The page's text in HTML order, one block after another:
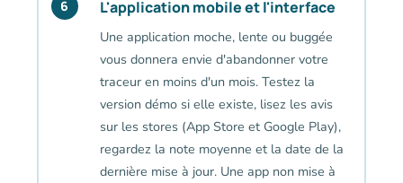
6 L'application mobile et l'interface
Une application moche, lente ou buggée
vous donnera envie d'abandonner votre
traceur en moins d'un mois. Testez la
version démo si elle existe, lisez les avis
sur les stores (App Store et Google Play),
regardez la note moyenne et la date de la
dernière mise à jour. Une app non mise à